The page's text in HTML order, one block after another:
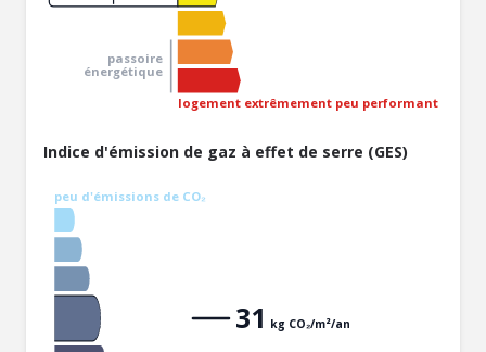
logement extrêmement peu performant
passoire
énergétique
Indice d'émission de gaz à effet de serre (GES)
peu d'émissions de CO₂
31 kg CO₂/m²/an